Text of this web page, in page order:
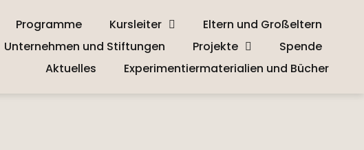
Programme Kursleiter
Eltern und Großeltern
Unternehmen und Stiftungen Projekte
Spende
Aktuelles
Experimentiermaterialien und Bücher